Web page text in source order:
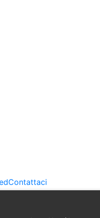
Contattaci